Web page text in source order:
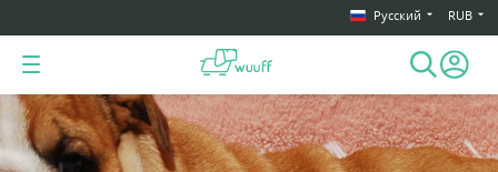
Русский RUB